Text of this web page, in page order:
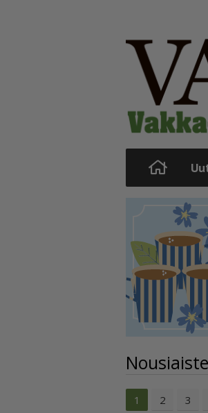
1 2 3